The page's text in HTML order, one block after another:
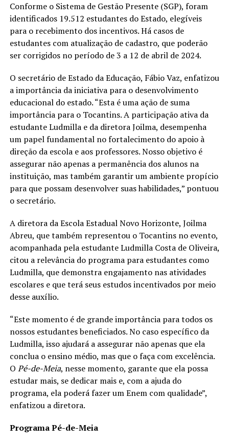
Conforme o Sistema de Gestão Presente (SGP), foram
identificados 19.512 estudantes do Estado, elegíveis
para o recebimento dos incentivos. Há casos de
estudantes com atualização de cadastro, que poderão
ser corrigidos no período de 3 a 12 de abril de 2024.
O secretário de Estado da Educação, Fábio Vaz, enfatizou
a importância da iniciativa para o desenvolvimento
educacional do estado. “Esta é uma ação de suma
importância para o Tocantins. A participação ativa da
estudante Ludmilla e da diretora Joilma, desempenha
um papel fundamental no fortalecimento do apoio à
direção da escola e aos professores. Nosso objetivo é
assegurar não apenas a permanência dos alunos na
instituição, mas também garantir um ambiente propício
para que possam desenvolver suas habilidades,” pontuou
o secretário.
A diretora da Escola Estadual Novo Horizonte, Joilma
Abreu, que também representou o Tocantins no evento,
acompanhada pela estudante Ludmilla Costa de Oliveira,
citou a relevância do programa para estudantes como
Ludmilla, que demonstra engajamento nas atividades
escolares e que terá seus estudos incentivados por meio
desse auxílio.
“Este momento é de grande importância para todos os
nossos estudantes beneficiados. No caso específico da
Ludmilla, isso ajudará a assegurar não apenas que ela
conclua o ensino médio, mas que o faça com excelência.
O Pé-de-Meia, nesse momento, garante que ela possa
estudar mais, se dedicar mais e, com a ajuda do
programa, ela poderá fazer um Enem com qualidade”,
enfatizou a diretora.
Programa Pé-de-Meia